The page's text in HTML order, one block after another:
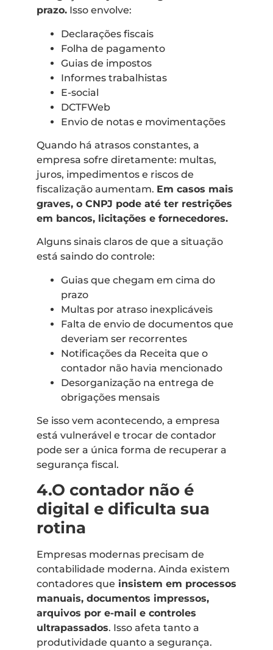
prazo. Isso envolve:
Declarações fiscais
Folha de pagamento
Guias de impostos
Informes trabalhistas
E-social
DCTFWeb
Envio de notas e movimentações
Quando há atrasos constantes, a
empresa sofre diretamente: multas,
juros, impedimentos e riscos de
fiscalização aumentam. Em casos mais
graves, o CNPJ pode até ter restrições
em bancos, licitações e fornecedores.
Alguns sinais claros de que a situação
está saindo do controle:
Guias que chegam em cima do
prazo
Multas por atraso inexplicáveis
Falta de envio de documentos que
deveriam ser recorrentes
Notificações da Receita que o
contador não havia mencionado
Desorganização na entrega de
obrigações mensais
Se isso vem acontecendo, a empresa
está vulnerável e trocar de contador
pode ser a única forma de recuperar a
segurança fiscal.
4.O contador não é
digital e dificulta sua
rotina
Empresas modernas precisam de
contabilidade moderna. Ainda existem
contadores que insistem em processos
manuais, documentos impressos,
arquivos por e-mail e controles
ultrapassados. Isso afeta tanto a
produtividade quanto a segurança.